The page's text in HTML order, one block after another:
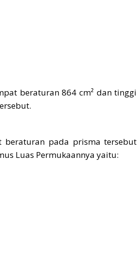
beraturan 864 cm² dan tinggi
beraturan pada prisma tersebut
Luas Permukaannya yaitu: